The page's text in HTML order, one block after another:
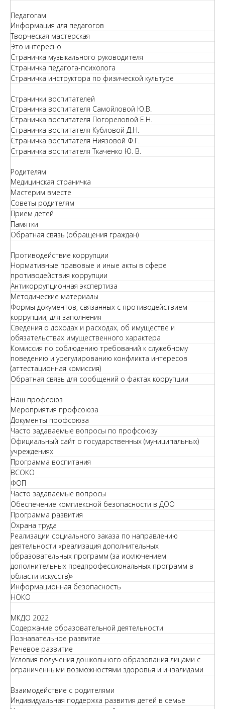
Педагогам
Информация для педагогов
Творческая мастерская
Это интересно
Страничка музыкального руководителя
Страничка педагога-психолога
Страничка инструктора по физической культуре
Странички воспитателей
Страничка воспитателя Самойловой Ю.В.
Страничка воспитателя Погореловой Е.Н.
Страничка воспитателя Кубловой Д.Н.
Страничка воспитателя Ниязовой Ф.Г.
Страничка воспитателя Ткаченко Ю. В.
Родителям
Медицинская страничка
Мастерим вместе
Советы родителям
Прием детей
Памятки
Обратная связь (обращения граждан)
Противодействие коррупции
Нормативные правовые и иные акты в сфере
противодействия коррупции
Антикоррупционная экспертиза
Методические материалы
Формы документов, связанных с противодействием
коррупции, для заполнения
Сведения о доходах и расходах, об имуществе и
обязательствах имущественного характера
Комиссия по соблюдению требований к служебному
поведению и урегулированию конфликта интересов
(аттестационная комиссия)
Обратная связь для сообщений о фактах коррупции
Наш профсоюз
Мероприятия профсоюза
Документы профсоюза
Часто задаваемые вопросы по профсоюзу
Официальный сайт о государственных (муниципальных)
учреждениях
Программа воспитания
ВСОКО
ФОП
Часто задаваемые вопросы
Обеспечение комплексной безопасности в ДОО
Программа развития
Охрана труда
Реализации социального заказа по направлению
деятельности «реализация дополнительных
образовательных программ (за исключением
дополнительных предпрофессиональных программ в
области искусств)»
Информационная безопасность
НОКО
МКДО 2022
Содержание образовательной деятельности
Познавательное развитие
Речевое развитие
Условия получения дошкольного образования лицами с
ограниченными возможностями здоровья и инвалидами
Взаимодействие с родителями
Индивидуальная поддержка развития детей в семье